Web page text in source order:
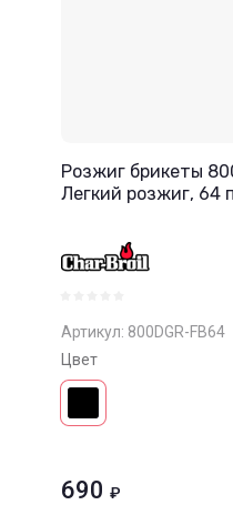
Розжиг брикеты
Легкий розжиг, 64
Артикул: 800DGR-FB64
Цвет
690 ₽